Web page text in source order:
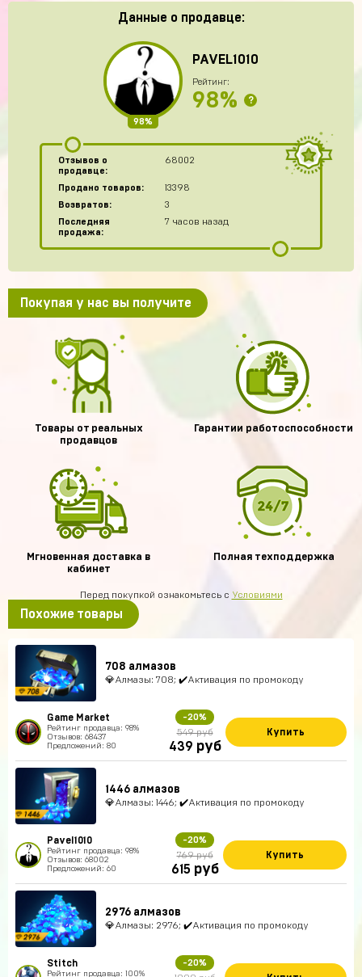
Данные о продавце:
98%
PAVEL1010
Рейтинг:
98% ?
Отзывов о
продавце:
68002
Продано товаров:
13398
Возвратов:
3
Последняя
продажа:
7 часов назад
Покупая у нас вы получите
Товары от реальных
продавцов
Гарантии работоспособности
Мгновенная доставка в
кабинет
Полная техподдержка
Перед покупкой ознакомьтесь с Условиями
Похожие товары
708 алмазов
💎Алмазы: 708; ✔️Активация по промокоду
Game Market
Рейтинг продавца: 98%
Отзывов: 68437
Предложений: 80
-20%
549 руб
439 руб
Купить
1446 алмазов
💎Алмазы: 1446; ✔️Активация по промокоду
Pavel1010
Рейтинг продавца: 98%
Отзывов: 68002
Предложений: 60
-20%
769 руб
615 руб
Купить
2976 алмазов
💎Алмазы: 2976; ✔️Активация по промокоду
Stitch
Рейтинг продавца: 100%
-20%